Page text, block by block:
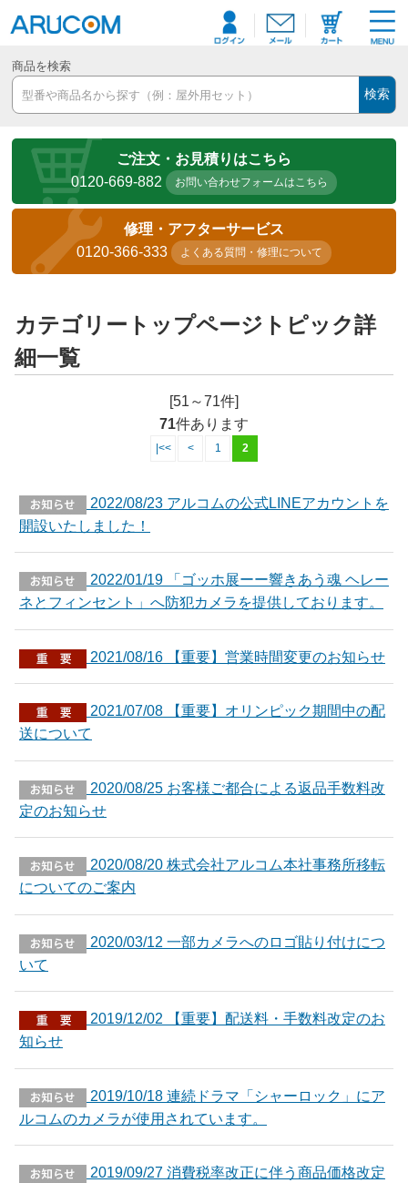
商品を検索
検索
ご注文・お見積りはこちら
0120-669-882
お問い合わせフォームはこちら
修理・アフターサービス
0120-366-333
よくある質問・修理について
カテゴリートップページトピック詳
細一覧
[51～71件]
71件あります
|<< < 1 2
2022/08/23 アルコムの公式LINEアカウントを
開設いたしました！
2022/01/19 「ゴッホ展ーー響きあう魂 ヘレー
ネとフィンセント」へ防犯カメラを提供しております。
2021/08/16 【重要】営業時間変更のお知らせ
2021/07/08 【重要】オリンピック期間中の配
送について
2020/08/25 お客様ご都合による返品手数料改
定のお知らせ
2020/08/20 株式会社アルコム本社事務所移転
についてのご案内
2020/03/12 一部カメラへのロゴ貼り付けにつ
いて
2019/12/02 【重要】配送料・手数料改定のお
知らせ
2019/10/18 連続ドラマ「シャーロック」にア
ルコムのカメラが使用されています。
2019/09/27 消費税率改正に伴う商品価格改定